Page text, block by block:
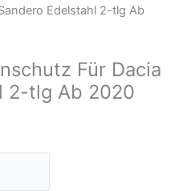
Edelstahl 2-tlg Ab
Für Dacia
2-tlg Ab 2020